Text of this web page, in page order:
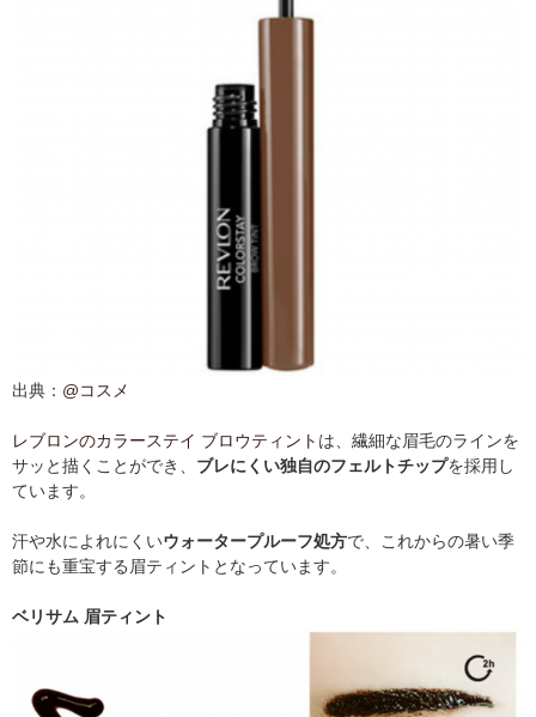
出典： @コスメ
レブロンのカラーステイ ブロウティント は、繊細な眉毛のラインを
サッと描くことができ、 ブレにくい独自のフェルトチップを採用し
ています。
汗や水によれにくいウォータープルーフ処方で、これからの暑い季
節にも重宝する眉ティントとなっています。
ベリサム 眉ティント